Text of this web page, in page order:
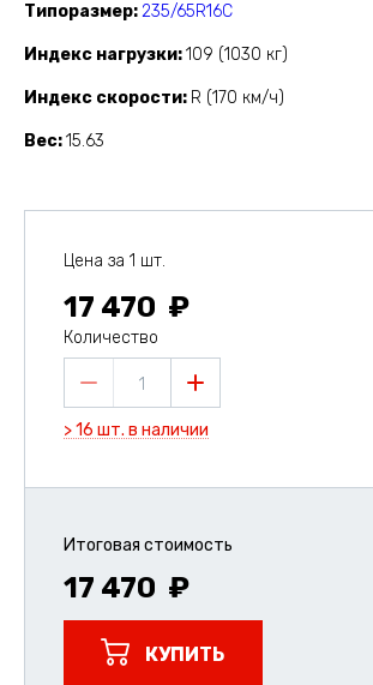
Типоразмер 235/65R16C
Индекс нагрузки 109 (1030 кг)
Индекс скорости R (170 км/ч)
Вес 15.63
Цена за 1 шт.
17 470
Количество
1
> 16 шт. в наличии
Итоговая стоимость
17 470
КУПИТЬ